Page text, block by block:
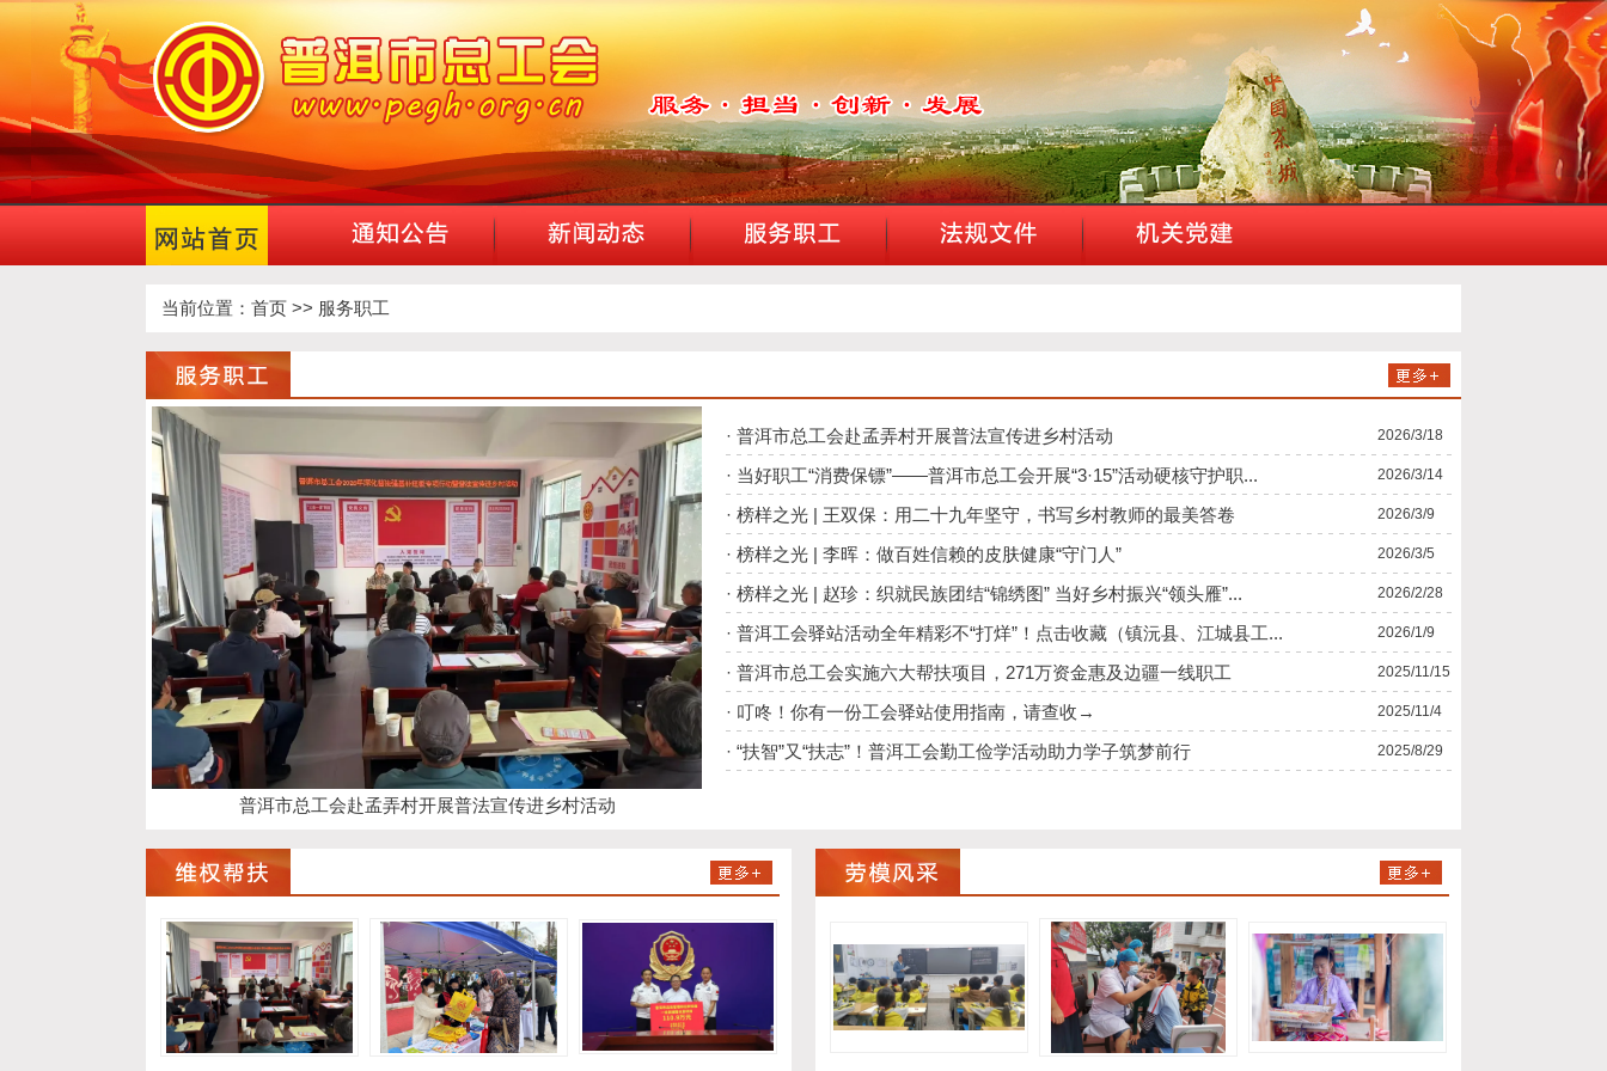
当前位置： 首页 >> 服务职工
普洱市总工会赴孟弄村开展普法宣传进乡村活动
· 普洱市总工会赴孟弄村开展普法宣传进乡村活动 2026/3/18
· 当好职工“消费保镖”——普洱市总工会开展“3·15”活动硬核守护职... 2026/3/14
· 榜样之光 | 王双保：用二十九年坚守，书写乡村教师的最美答卷 2026/3/9
· 榜样之光 | 李晖：做百姓信赖的皮肤健康“守门人” 2026/3/5
· 榜样之光 | 赵珍：织就民族团结“锦绣图” 当好乡村振兴“领头雁”... 2026/2/28
· 普洱工会驿站活动全年精彩不“打烊”！点击收藏（镇沅县、江城县工... 2026/1/9
· 普洱市总工会实施六大帮扶项目，271万资金惠及边疆一线职工 2025/11/15
· 叮咚！你有一份工会驿站使用指南，请查收→ 2025/11/4
· “扶智”又“扶志”！普洱工会勤工俭学活动助力学子筑梦前行 2025/8/29